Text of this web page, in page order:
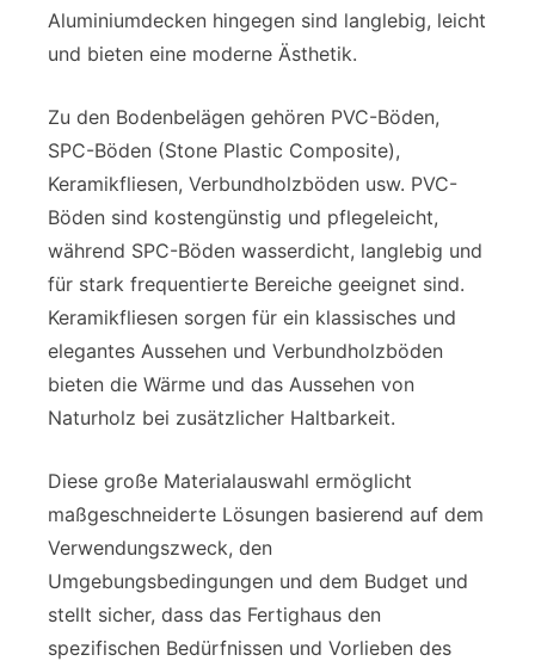
Aluminiumdecken hingegen sind langlebig, leicht
und bieten eine moderne Ästhetik.
Zu den Bodenbelägen gehören PVC-Böden,
SPC-Böden (Stone Plastic Composite),
Keramikfliesen, Verbundholzböden usw. PVC-
Böden sind kostengünstig und pflegeleicht,
während SPC-Böden wasserdicht, langlebig und
für stark frequentierte Bereiche geeignet sind.
Keramikfliesen sorgen für ein klassisches und
elegantes Aussehen und Verbundholzböden
bieten die Wärme und das Aussehen von
Naturholz bei zusätzlicher Haltbarkeit.
Diese große Materialauswahl ermöglicht
maßgeschneiderte Lösungen basierend auf dem
Verwendungszweck, den
Umgebungsbedingungen und dem Budget und
stellt sicher, dass das Fertighaus den
spezifischen Bedürfnissen und Vorlieben des